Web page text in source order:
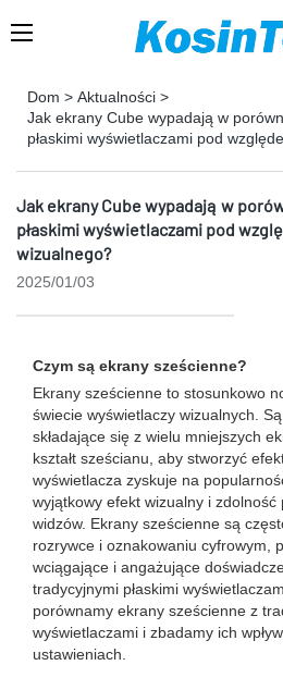
Dom > Aktualności >
Jak ekrany Cube wypadają w
płaskimi wyświetlaczami pod
Jak ekrany Cube wypadają w
płaskimi wyświetlaczami pod
wizualnego?
2025/01/03
Czym są ekrany sześcienne?
Ekrany sześcienne to stosunkowo
świecie wyświetlaczy wizualnych.
składające się z wielu mniejszych
kształt sześcianu, aby stworzyć
wyświetlacza zyskuje na
wyjątkowy efekt wizualny i zdolność
widzów. Ekrany sześcienne są
rozrywce i oznakowaniu cyfrowym,
wciągające i angażujące
tradycyjnymi płaskimi
porównamy ekrany sześcienne z
wyświetlaczami i zbadamy ich
ustawieniach.